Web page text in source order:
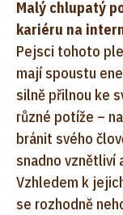
Malý chlupatý
kariéru na
Pejsci tohoto
mají spoustu
silně přilnou ke
různé potíže –
bránit svého
snadno vznětliví
Vzhledem k
se rozhodně